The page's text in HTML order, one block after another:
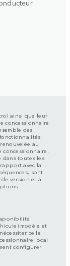
ainsi que leur
concessionnaire
des
au
dans toutes les
avec la
sont
version et à
(modèle et
celle
local
configurer